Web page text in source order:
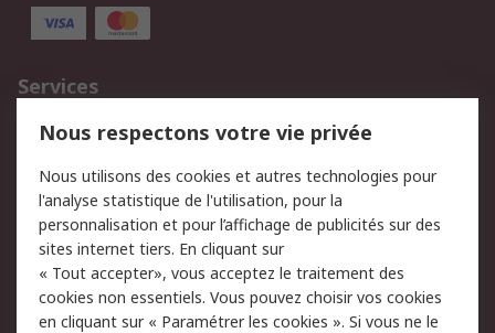
Services
750.000 produits
2.500 marques
Retours
Support technique
Track & trace
Legal
Politique de cookies Sécurité des e-mails
Nous respectons votre vie privée
Nous utilisons des cookies et autres technologies pour
l'analyse statistique de l'utilisation, pour la
personnalisation et pour l’affichage de publicités sur des
sites internet tiers. En cliquant sur
« Tout accepter», vous acceptez le traitement des
cookies non essentiels. Vous pouvez choisir vos cookies
en cliquant sur « Paramétrer les cookies ». Si vous ne le